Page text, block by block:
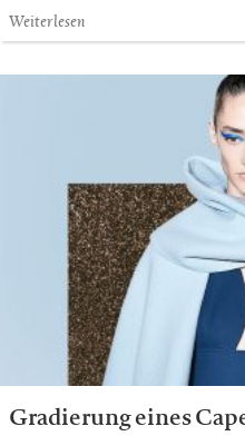
Weiterlesen
Gradierung eines